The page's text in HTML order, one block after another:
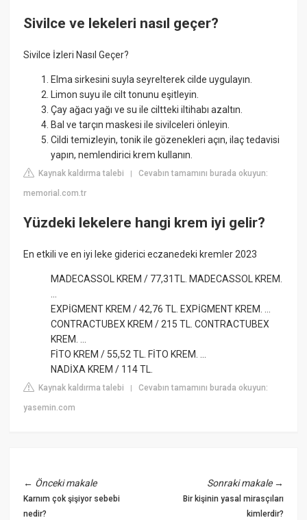
Sivilce ve lekeleri nasıl geçer?
Sivilce İzleri Nasıl Geçer?
Elma sirkesini suyla seyrelterek cilde uygulayın.
Limon suyu ile cilt tonunu eşitleyin.
Çay ağacı yağı ve su ile ciltteki iltihabı azaltın.
Bal ve tarçın maskesi ile sivilceleri önleyin.
Cildi temizleyin, tonik ile gözenekleri açın, ilaç tedavisi
yapın, nemlendirici krem kullanın.
Kaynak kaldırma talebi |Cevabın tamamını burada okuyun:
memorial.com.tr
Yüzdeki lekelere hangi krem iyi gelir?
En etkili ve en iyi leke giderici eczanedeki kremler 2023
MADECASSOL KREM / 77,31TL. MADECASSOL KREM.
EXPİGMENT KREM / 42,76 TL. EXPİGMENT KREM. ...
CONTRACTUBEX KREM / 215 TL. CONTRACTUBEX
KREM. ...
FİTO KREM / 55,52 TL. FİTO KREM. ...
NADİXA KREM / 114 TL.
Kaynak kaldırma talebi |Cevabın tamamını burada okuyun:
yasemin.com
← Önceki makale
Karnım çok şişiyor sebebi
nedir?
Sonraki makale→
Bir kişinin yasal mirasçıları
kimlerdir?